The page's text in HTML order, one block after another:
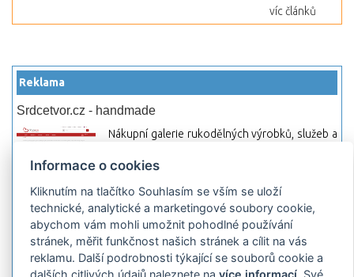
víc článků
Reklama
Srdcetvor.cz - handmade
Nákupní galerie rukodělných výrobků, služeb a
začít prodávat nebo jen nakupovat.
Hledej-hosting.cz - webhosting, VPS
hosting
Přehled webhostingových, multihosting a VPS
hosting programů s možností jejich
pokročilého vyhledávání a porovnávání.
Informace o cookies
Kliknutím na tlačítko Souhlasím se vším se uloží
technické, analytické a marketingové soubory cookie,
abychom vám mohli umožnit pohodlné používání
stránek, měřit funkčnost našich stránek a cílit na vás
reklamu. Další podrobnosti týkající se souborů cookie a
dalších citlivých údajů naleznete navíce informací . Své